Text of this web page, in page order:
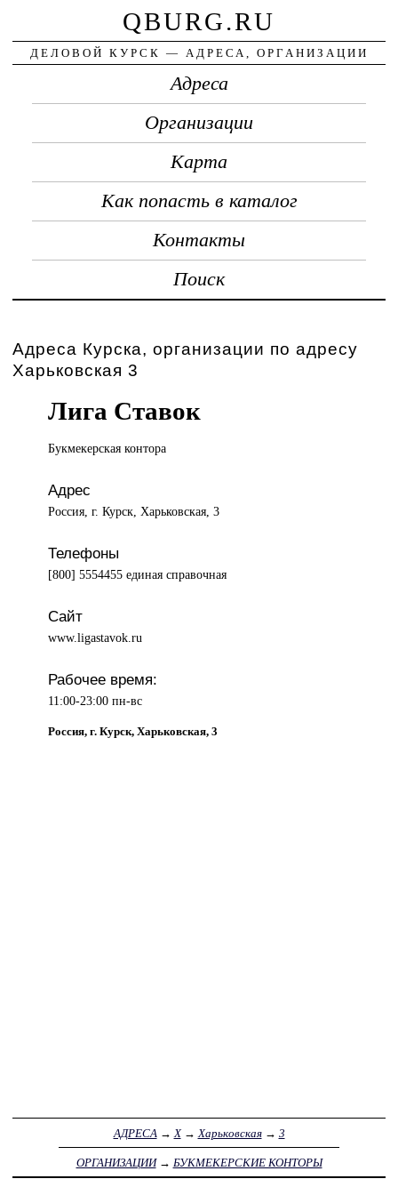
QBURG.RU
ДЕЛОВОЙ КУРСК — АДРЕСА, ОРГАНИЗАЦИИ
Адреса
Организации
Карта
Как попасть в каталог
Контакты
Поиск
Адреса Курска, организации по адресу
Харьковская 3
Лига Ставок
Букмекерская контора
Адрес
Россия, г. Курск, Харьковская, 3
Телефоны
[800] 5554455 единая справочная
Сайт
www.ligastavok.ru
Рабочее время:
11:00-23:00 пн-вс
Россия, г. Курск, Харьковская, 3
АДРЕСА → Х→ Харьковская→ 3
ОРГАНИЗАЦИИ→ БУКМЕКЕРСКИЕ КОНТОРЫ